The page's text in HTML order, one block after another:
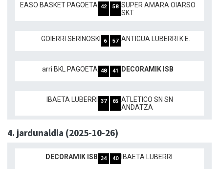
EASO BASKET PAGOETA 42 58 SUPER AMARA OIARSO
SKT
GOIERRI SERINOSKI 6 57 ANTIGUA LUBERRI K.E.
arri BKL PAGOETA 48 41 DECORAMIK ISB
IBAETA LUBERRI 37 65 ATLETICO SN SN
ANDATZA
4. jardunaldia (2025-10-26)
DECORAMIK ISB 34 40 IBAETA LUBERRI